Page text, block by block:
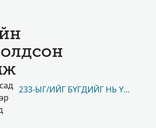
233-ЫГ/ИЙГ БҮГДИЙГ НЬ ҮЗЭХ